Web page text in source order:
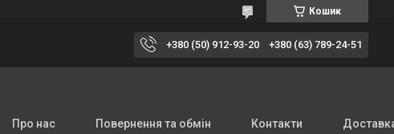
Кошик
+380 (50) 912-93-20 +380 (63) 789-24-51
Про нас Повернення та обмін Контакти